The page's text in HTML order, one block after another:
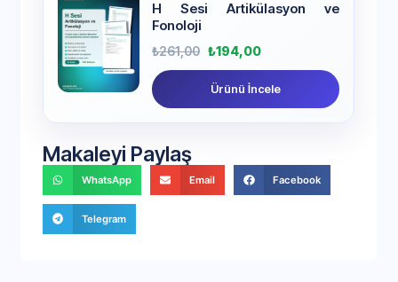
H Sesi Artikülasyon ve
Fonoloji
₺261,00 ₺194,00
Ürünü İncele
Makaleyi Paylaş
WhatsApp Email Facebook
Telegram